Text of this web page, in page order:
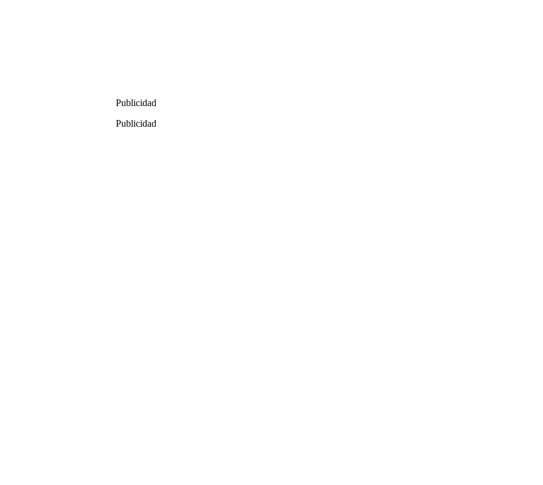
Publicidad
Publicidad